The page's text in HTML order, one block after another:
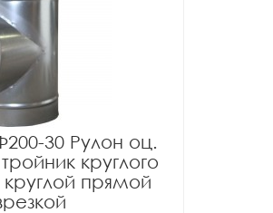
30 Рулон оц.
круглого
прямой